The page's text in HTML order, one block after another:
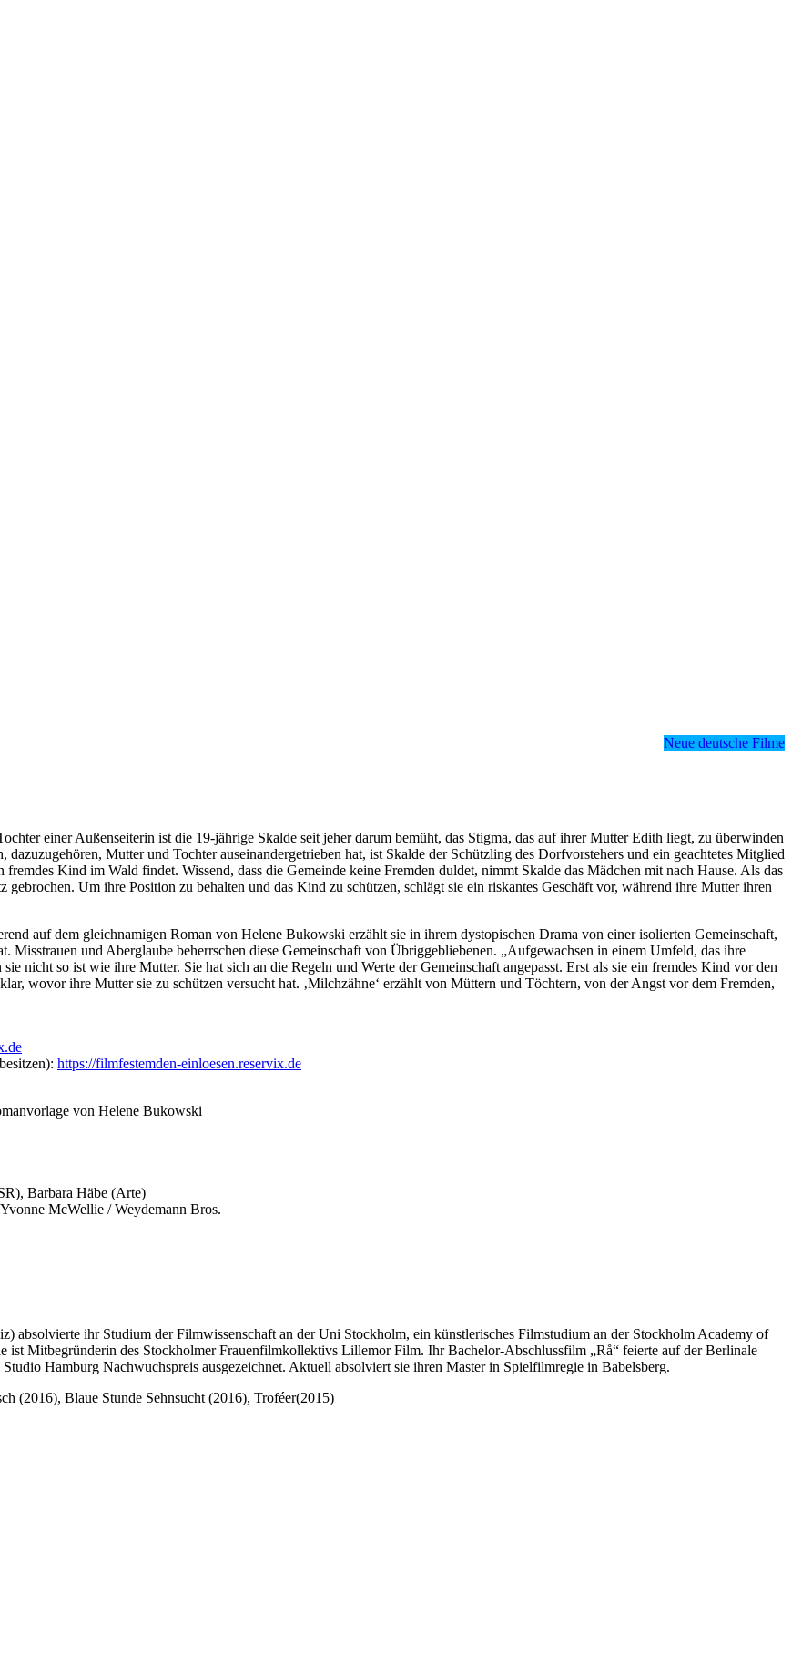
Neue deutsche Filme
einer Außenseiterin ist die 19-jährige Skalde seit jeher darum bemüht, das Stigma, das auf ihrer Mutter Edith liegt, zu überwinden
Mutter und Tochter auseinandergetrieben hat, ist Skalde der Schützling des Dorfvorstehers und ein geachtetes Mitglied
Kind im Wald findet. Wissend, dass die Gemeinde keine Fremden duldet, nimmt Skalde das Mädchen mit nach Hause. Als das
Um ihre Position zu behalten und das Kind zu schützen, schlägt sie ein riskantes Geschäft vor, während ihre Mutter ihren
auf dem gleichnamigen Roman von Helene Bukowski erzählt sie in ihrem dystopischen Drama von einer isolierten Gemeinschaft,
Misstrauen und Aberglaube beherrschen diese Gemeinschaft von Übriggebliebenen. „Aufgewachsen in einem Umfeld, das ihre
nicht so ist wie ihre Mutter. Sie hat sich an die Regeln und Werte der Gemeinschaft angepasst. Erst als sie ein fremdes Kind vor den
wovor ihre Mutter sie zu schützen versucht hat. ‚Milchzähne‘ erzählt von Müttern und Töchtern, von der Angst vor dem Fremden,
https://filmfestemden-einloesen.reservix.de
von Helene Bukowski
Barbara Häbe (Arte)
McWellie / Weydemann Bros.
absolvierte ihr Studium der Filmwissenschaft an der Uni Stockholm, ein künstlerisches Filmstudium an der Stockholm Academy of
ist Mitbegründerin des Stockholmer Frauenfilmkollektivs Lillemor Film. Ihr Bachelor-Abschlussfilm „Rå“ feierte auf der Berlinale
Hamburg Nachwuchspreis ausgezeichnet. Aktuell absolviert sie ihren Master in Spielfilmregie in Babelsberg.
(2016), Blaue Stunde Sehnsucht (2016), Troféer(2015)